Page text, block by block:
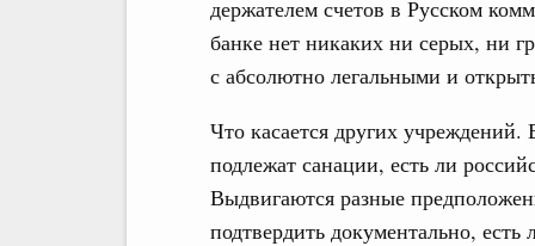
держателем счетов в Русском
банке нет никаких ни серых, ни
с абсолютно легальными и
Что касается других
подлежат санации, есть ли
Выдвигаются разные
подтвердить документально,